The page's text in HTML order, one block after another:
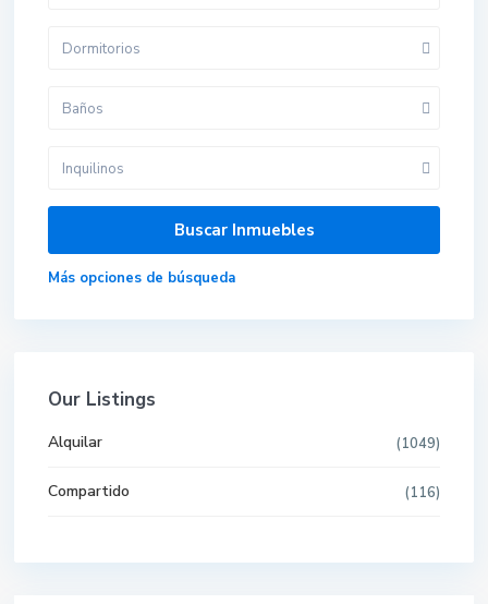
Dormitorios
Baños
Inquilinos
Más opciones de búsqueda
Our Listings
Alquilar (1049)
Compartido (116)